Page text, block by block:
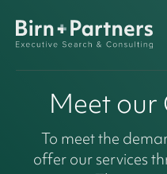
Meet our
To meet the
offer our services